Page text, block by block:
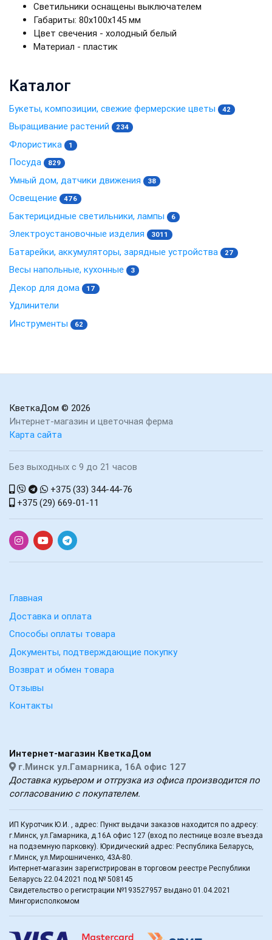
Светильники оснащены выключателем
Габариты: 80x100х145 мм
Цвет свечения - холодный белый
Материал - пластик
Каталог
Букеты, композиции, свежие фермерские цветы 42
Выращивание растений 234
Флористика 1
Посуда 829
Умный дом, датчики движения 38
Освещение 476
Бактерицидные светильники, лампы 6
Электроустановочные изделия 3011
Батарейки, аккумуляторы, зарядные устройства 27
Весы напольные, кухонные 3
Декор для дома 17
Удлинители
Инструменты
62
КветкаДом © 2026
Интернет-магазин и цветочная ферма
Карта сайта
Без выходных с 9 до 21 часов
+375 (33) 344-44-76
+375 (29) 669-01-11
Главная
Доставка и оплата
Способы оплаты товара
Документы, подтверждающие покупку
Возврат и обмен товара
Отзывы
Контакты
Интернет-магазин КветкаДом
г.Минск ул.Гамарника, 16А офис 127
Доставка курьером и отгрузка из офиса производится по
согласованию с покупателем.
ИП Куротчик Ю.И. , адрес: Пункт выдачи заказов находится по адресу:
г.Минск, ул.Гамарника, д.16А офис 127 (вход по лестнице возле въезда
на подземную парковку). Юридический адрес: Республика Беларусь,
г.Минск, ул.Мирошниченко, 43А-80.
Интернет-магазин зарегистрирован в торговом реестре Республики
Беларусь 22.04.2021 под № 508145
Свидетельство о регистрации №193527957 выдано 01.04.2021
Мингорисполкомом